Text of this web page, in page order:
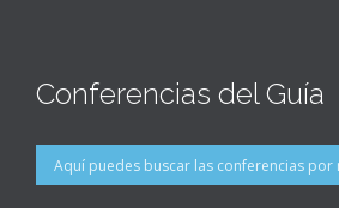
Conferencias del Guía